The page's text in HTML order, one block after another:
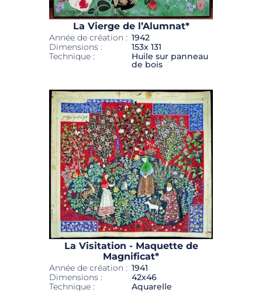
La Vierge de l’Alumnat*
Année de création : 1942
Dimensions :
153x 131
Technique :
Huile sur panneau
de bois
La Visitation - Maquette de
Magnificat*
Année de création : 1941
Dimensions :
42x46
Technique :
Aquarelle